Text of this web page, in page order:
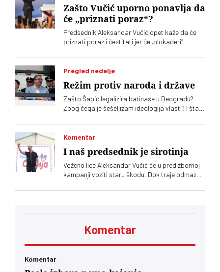
Zašto Vučić uporno ponavlja da
će „priznati poraz“?
Predsednik Aleksandar Vučić opet kaže da će
priznati poraz i čestitati jer će „blokaderi“
niko sa druge strane nije dužan da obeća Vučiću
sličnu čestitku
Pregled nedelje
Režim protiv naroda i države
Zašto Šapić legalizira batinaše u Beogradu?
Zbog čega je šešeljizam ideologija vlasti? I šta
Komentar
I naš predsednik je sirotinja
Voženo lice Aleksandar Vučić će u predizbornoj
kampanji voziti staru škodu. Dok traje odmazda
kampanje biće otužniji nego ikad jer se Vučić
Komentar
Komentar